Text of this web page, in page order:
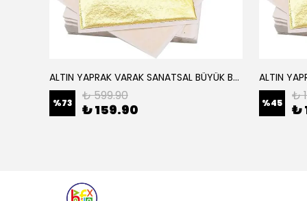
ALTIN YAPRAK VARAK SANATSAL BÜYÜK BOY FOLYO EPOKSİ REÇİNE NAİL ART 16 ADET 14X14 CM ALTIN RENK
%73 ₺ 599.90
₺ 159.90 %45 ₺
₺